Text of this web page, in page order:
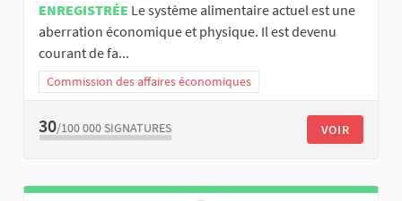
ENREGISTRÉE Le système alimentaire actuel est une
aberration économique et physique. Il est devenu
courant de fa...
Commission des affaires économiques
30/100 000 SIGNATURES VOIR